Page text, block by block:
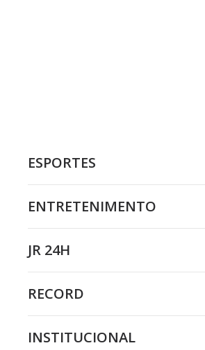
ESPORTES
ENTRETENIMENTO
JR 24H
RECORD
INSTITUCIONAL